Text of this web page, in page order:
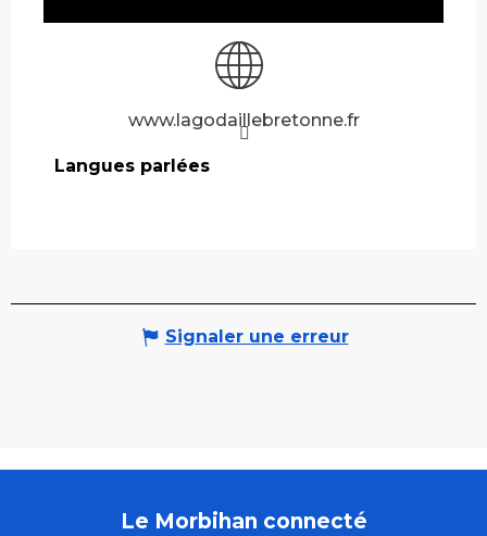
www.lagodaillebretonne.fr
Langues parlées
Langues parlées
Signaler une erreur
Le Morbihan connecté